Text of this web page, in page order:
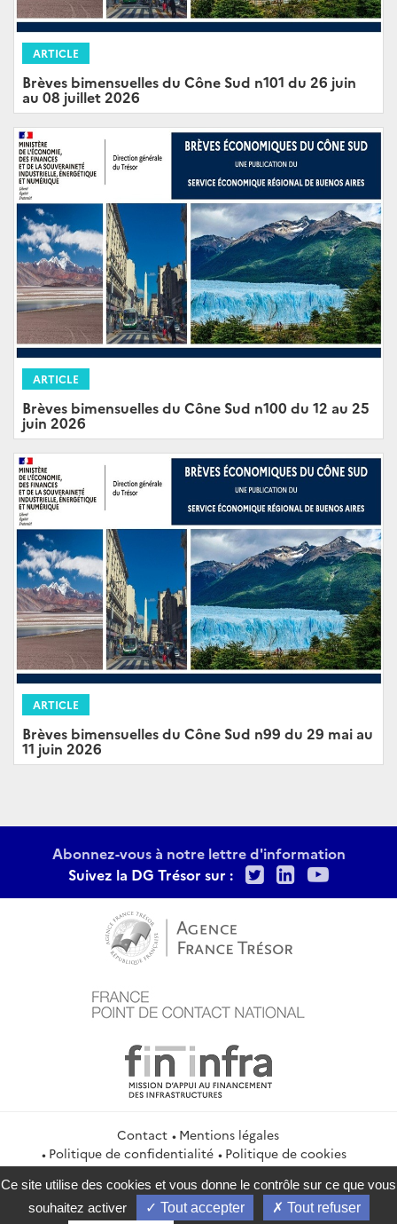
ARTICLE
Brèves bimensuelles du Cône Sud n101 du 26 juin
au 08 juillet 2026
ARTICLE
Brèves bimensuelles du Cône Sud n100 du 12 au 25
juin 2026
ARTICLE
Brèves bimensuelles du Cône Sud n99 du 29 mai au
11 juin 2026
Abonnez-vous à notre lettre d'information
Suivez la DG Trésor sur :
TwitterLinkedIn
Contact
Mentions légales
Politique de confidentialité
Politique de cookies
Gestion des cookies
Flux RSS
service-public.gouv.fr
legifrance.gouv.fr
info.gouv.fr
Ce site utilise des cookies et vous donne le contrôle sur ce que vous
souhaitez activer
Tout accepter Tout refuser